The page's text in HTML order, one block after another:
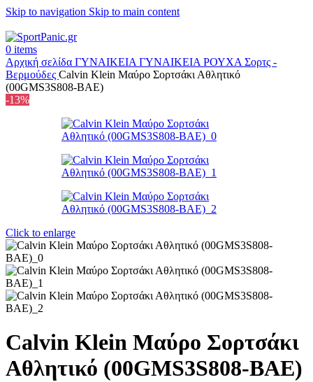
Skip to navigation Skip to main content
0 items
Αρχική σελίδα ΓΥΝΑΙΚΕΙΑ ΓΥΝΑΙΚΕΙΑ ΡΟΥΧΑ Σορτς -
Βερμούδες Calvin Klein Μαύρο Σορτσάκι Αθλητικό
(00GMS3S808-BAE)
-13%
Click to enlarge
Calvin Klein Μαύρο Σορτσάκι
Αθλητικό (00GMS3S808-BAE)